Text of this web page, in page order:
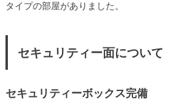
タイプの部屋がありました。
セキュリティー面について
セキュリティーボックス完備